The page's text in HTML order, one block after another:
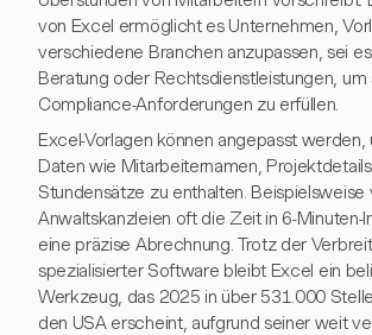
von Excel ermöglicht es Unternehmen,
verschiedene Branchen anzupassen, sei
Beratung oder Rechtsdienstleistungen,
Compliance-Anforderungen zu erfüllen.
Excel-Vorlagen können angepasst
Daten wie Mitarbeiternamen,
Stundensätze zu enthalten. Beispielsweise
Anwaltskanzleien oft die Zeit in 6-Minuten-
eine präzise Abrechnung. Trotz der
spezialisierter Software bleibt Excel ein
Werkzeug, das 2025 in über 531.000
den USA erscheint, aufgrund seiner weit